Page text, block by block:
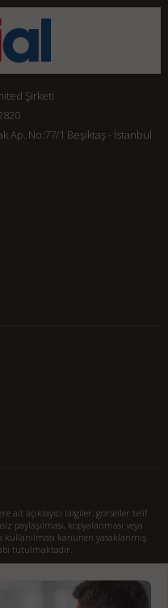
Şirketi
Ap. No:77/1 Beşiktaş - İstanbul
açıklayıcı bilgiler, görseller telif
kopyalanması veya
kanunen yasaklanmış
tutulmaktadır.